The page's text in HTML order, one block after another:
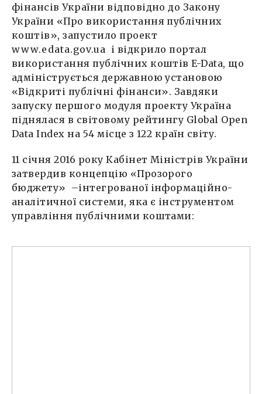
фінансів України відповідно до Закону
України «Про використання публічних
коштів», запустило проект
www.edata.gov.ua і відкрило портал
використання публічних коштів E-Data, що
адмініструється державною установою
«Відкриті публічні фінанси». Завдяки
запуску першого модуля проекту Україна
піднялася в світовому рейтингу Global Open
Data Index на 54 місце з 122 країн світу.
11 січня 2016 року Кабінет Міністрів України
затвердив концепцію «Прозорого
бюджету» –інтегрованої інформаційно-
аналітичної системи, яка є інструментом
управління публічними коштами: